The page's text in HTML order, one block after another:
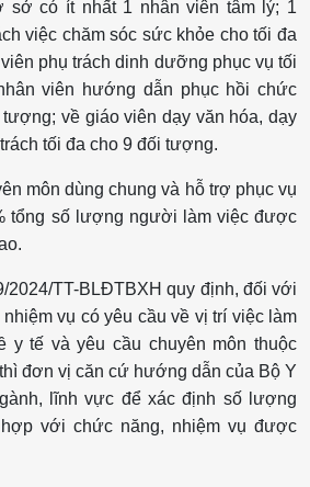
sở có ít nhất 1 nhân viên tâm lý; 1
việc chăm sóc sức khỏe cho tối đa
phụ trách dinh dưỡng phục vụ tối
viên hướng dẫn phục hồi chức
về giáo viên dạy văn hóa, dạy
tối đa cho 9 đối tượng.
môn dùng chung và hỗ trợ phục vụ
tổng số lượng người làm việc được
2024/TT-BLĐTBXH quy định, đối với
vụ có yêu cầu về vị trí việc làm
y tế và yêu cầu chuyên môn thuộc
đơn vị căn cứ hướng dẫn của Bộ Y
lĩnh vực để xác định số lượng
với chức năng, nhiệm vụ được